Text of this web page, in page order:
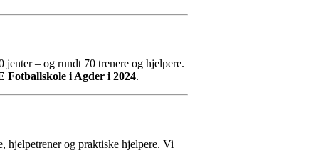
jenter – og rundt 70 trenere og hjelpere.
Fotballskole i Agder i 2024.
hjelpetrener og praktiske hjelpere. Vi